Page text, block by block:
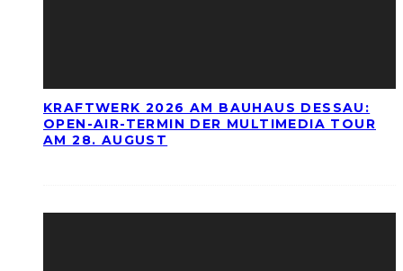
KRAFTWERK 2026 AM BAUHAUS DESSAU:
OPEN-AIR-TERMIN DER MULTIMEDIA TOUR
AM 28. AUGUST